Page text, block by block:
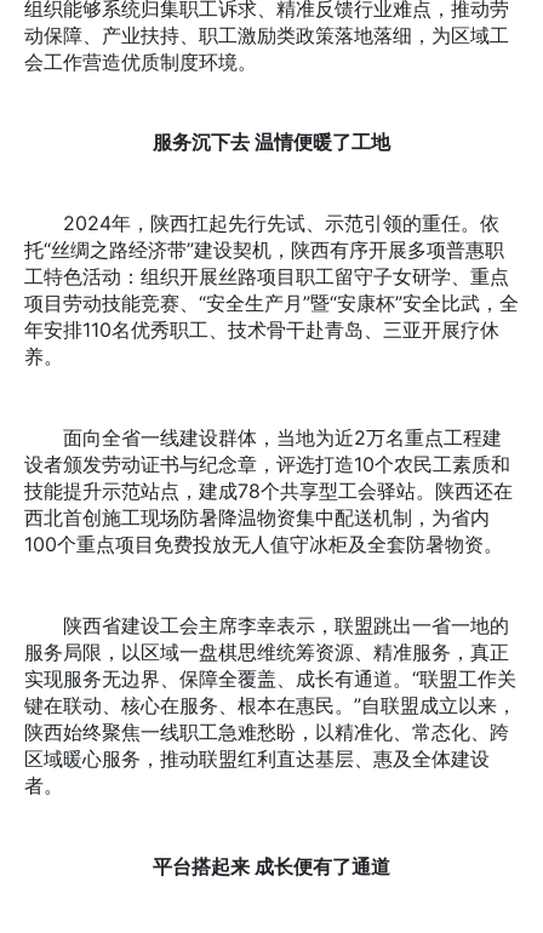
组织能够系统归集职工诉求、精准反馈行业难点，推动劳
动保障、产业扶持、职工激励类政策落地落细，为区域工
会工作营造优质制度环境。
服务沉下去 温情便暖了工地
2024年，陕西扛起先行先试、示范引领的重任。依
托“丝绸之路经济带”建设契机，陕西有序开展多项普惠职
工特色活动：组织开展丝路项目职工留守子女研学、重点
项目劳动技能竞赛、“安全生产月”暨“安康杯”安全比武，全
年安排110名优秀职工、技术骨干赴青岛、三亚开展疗休
养。
面向全省一线建设群体，当地为近2万名重点工程建
设者颁发劳动证书与纪念章，评选打造10个农民工素质和
技能提升示范站点，建成78个共享型工会驿站。陕西还在
西北首创施工现场防暑降温物资集中配送机制，为省内
100个重点项目免费投放无人值守冰柜及全套防暑物资。
陕西省建设工会主席李幸表示，联盟跳出一省一地的
服务局限，以区域一盘棋思维统筹资源、精准服务，真正
实现服务无边界、保障全覆盖、成长有通道。“联盟工作关
键在联动、核心在服务、根本在惠民。”自联盟成立以来，
陕西始终聚焦一线职工急难愁盼，以精准化、常态化、跨
区域暖心服务，推动联盟红利直达基层、惠及全体建设
者。
平台搭起来 成长便有了通道